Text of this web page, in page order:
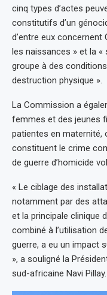
cinq types d’actes
constitutifs d’un
d’entre eux concernent
les naissances » et la «
groupe à des
destruction physique ».
La Commission a
femmes et des jeunes
patientes en maternité,
constituent le crime
de guerre d’homicide
« Le ciblage des
notamment par des
et la principale clinique
combiné à l’utilisation
guerre, a eu un impact
», a souligné la
sud-africaine Navi Pillay.